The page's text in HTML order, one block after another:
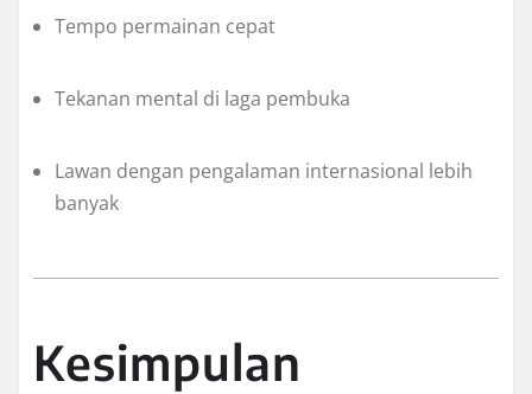
Tempo permainan cepat
Tekanan mental di laga pembuka
Lawan dengan pengalaman internasional lebih
banyak
Kesimpulan